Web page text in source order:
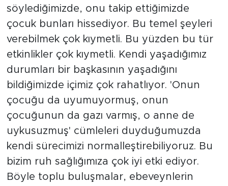
söylediğimizde, onu takip ettiğimizde
çocuk bunları hissediyor. Bu temel şeyleri
verebilmek çok kıymetli. Bu yüzden bu tür
etkinlikler çok kıymetli. Kendi yaşadığımız
durumları bir başkasının yaşadığını
bildiğimizde içimiz çok rahatlıyor. 'Onun
çocuğu da uyumuyormuş, onun
çocuğunun da gazı varmış, o anne de
uykusuzmuş' cümleleri duyduğumuzda
kendi sürecimizi normalleştirebiliyoruz. Bu
bizim ruh sağlığımıza çok iyi etki ediyor.
Böyle toplu buluşmalar, ebeveynlerin